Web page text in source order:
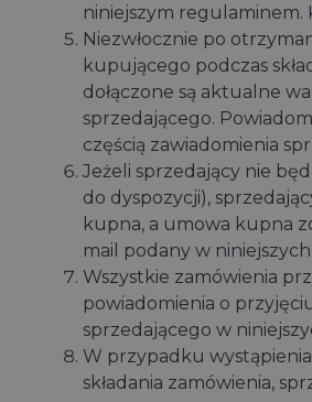
niniejszym regulaminem.
Niezwłocznie po
kupującego podczas
dołączone są aktualne
sprzedającego.
częścią zawiadomienia
Jeżeli sprzedający nie
do dyspozycji),
kupna, a umowa kupna
mail podany w
Wszystkie zamówienia
powiadomienia o
sprzedającego w
W przypadku
składania zamówienia,